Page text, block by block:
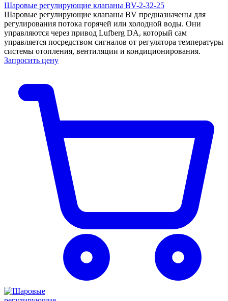
Шаровые регулирующие клапаны BV-2-32-25
Шаровые регулирующие клапаны BV предназначены для
регулирования потока горячей или холодной воды. Они
управляются через привод Lufberg DA, который сам
управляется посредством сигналов от регулятора температуры
системы отопления, вентиляции и кондиционирования.
Запросить цену